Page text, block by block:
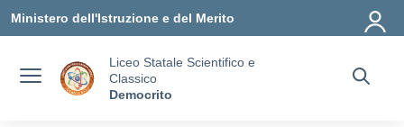
Ministero dell'Istruzione e del Merito
Liceo Statale Scientifico e
Classico
Democrito